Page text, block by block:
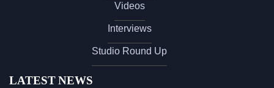
Videos
Interviews
Studio Round Up
LATEST NEWS